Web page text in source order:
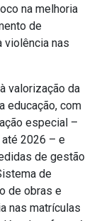
na melhoria
de
violência nas
valorização da
educação, com
especial –
2026 – e
de gestão
de
de obras e
nas matrículas